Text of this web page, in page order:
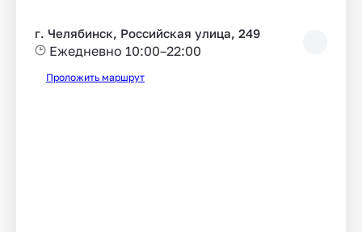
г. Челябинск, Российская улица, 249
Ежедневно 10:00–22:00
Проложить маршрут